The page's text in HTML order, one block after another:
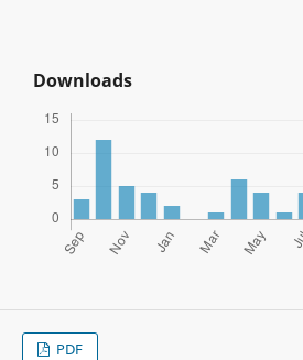
Downloads
PDF